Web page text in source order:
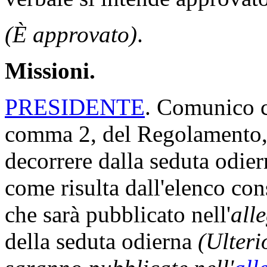
(È approvato).
Missioni.
PRESIDENTE. Comunico
comma 2, del
decorrere dalla seduta
come risulta dall'elenco
che sarà pubblicato nell'
della seduta odierna